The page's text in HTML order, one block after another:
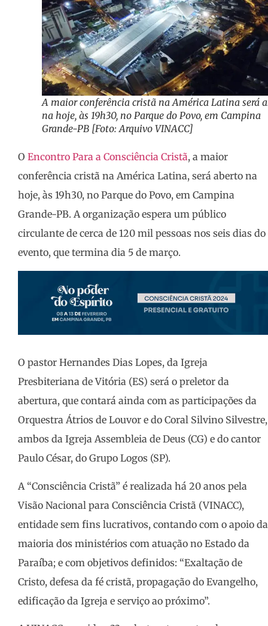
A maior conferência cristã na América Latina será
na hoje, às 19h30, no Parque do Povo, em Campina
Grande-PB [Foto: Arquivo VINACC]
O Encontro Para a Consciência Cristã, a maior
conferência cristã na América Latina, será aberto na
hoje, às 19h30, no Parque do Povo, em Campina
Grande-PB. A organização espera um público
circulante de cerca de 120 mil pessoas nos seis dias do
evento, que termina dia 5 de março.
O pastor Hernandes Dias Lopes, da Igreja
Presbiteriana de Vitória (ES) será o preletor da
abertura, que contará ainda com as participações da
Orquestra Átrios de Louvor e do Coral Silvino Silvestre,
ambos da Igreja Assembleia de Deus (CG) e do cantor
Paulo César, do Grupo Logos (SP).
A “Consciência Cristã” é realizada há 20 anos pela
Visão Nacional para Consciência Cristã (VINACC),
entidade sem fins lucrativos, contando com o apoio da
maioria dos ministérios com atuação no Estado da
Paraíba; e com objetivos definidos: “Exaltação de
Cristo, defesa da fé cristã, propagação do Evangelho,
edificação da Igreja e serviço ao próximo”.